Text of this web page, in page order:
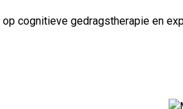
cognitieve gedragstherapie en